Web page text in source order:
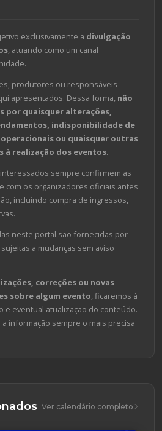
exclusivamente a divulgação
, atuando como um canal
produtores ou responsáveis
apresentados. Dessa forma, não
por quaisquer alterações,
indisponibilidade de
ou quaisquer outras
à realização dos eventos.
sempre confirmem as
com os organizadores oficiais antes
incluindo compra de ingressos,
neste portal são fornecidas por
a mudanças sem aviso
correções ou novas
sobre algum evento, ficaremos à
e eventual atualização do conteúdo.
informação sempre o mais precisa
Ver calendário completo